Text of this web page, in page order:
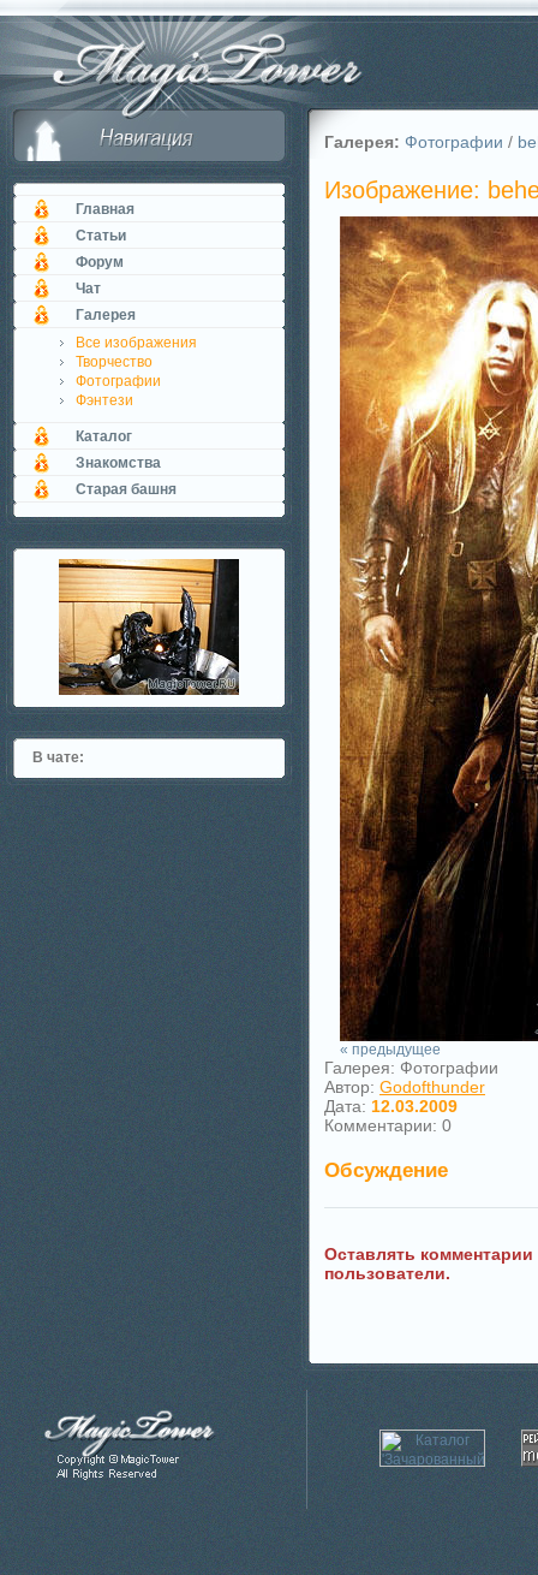
Главная
Статьи
Форум
Чат
Галерея
Все изображения
Творчество
Фотографии
Фэнтези
Каталог
Знакомства
Старая башня
В чате:
Галерея: Фотографии /
Изображение:
« предыдущее
Галерея: Фотографии
Автор: Godofthunder
Дата: 12.03.2009
Комментарии: 0
Обсуждение
Оставлять
пользователи.